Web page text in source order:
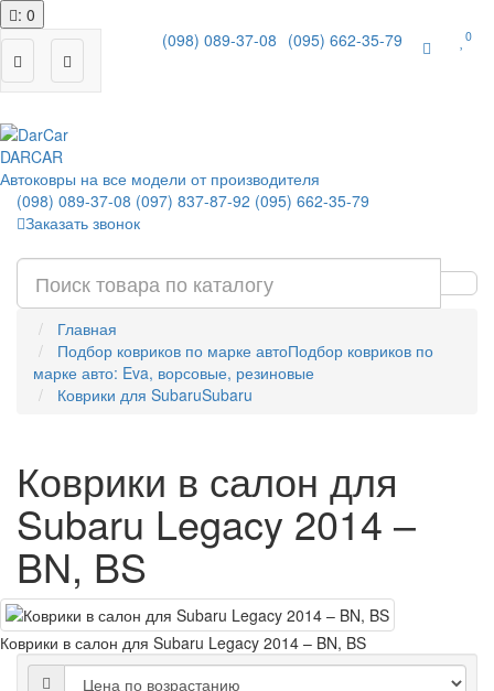
: 0
(098) 089-37-08 (095) 662-35-79 0
DARCAR
Автоковры на все модели от производителя
(098) 089-37-08 (097) 837-87-92 (095) 662-35-79
Заказать звонок
Главная
Подбор ковриков по марке автоПодбор ковриков по
марке авто: Eva, ворсовые, резиновые
Коврики для SubaruSubaru
Коврики в салон для
Subaru Legacy 2014 –
BN, BS
Коврики в салон для Subaru Legacy 2014 – BN, BS